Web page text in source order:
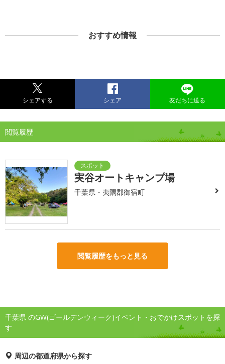
おすすめ情報
シェアする シェア 友だちに送る
閲覧履歴
実谷オートキャンプ場
千葉県・夷隅郡御宿町
閲覧履歴をもっと見る
千葉県 のGW(ゴールデンウィーク)イベント・おでかけスポットを探
す
周辺の都道府県から探す